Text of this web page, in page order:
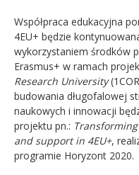
Współpraca edukacyjna
4EU+ będzie
wykorzystaniem środków
Erasmus+ w ramach
Research University
budowania długofalowej
naukowych i innowacji
projektu pn.:
and support in 4EU+,
programie Horyzont 2020.